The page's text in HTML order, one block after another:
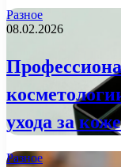
Разное
08.02.2026
ухода за
Разное